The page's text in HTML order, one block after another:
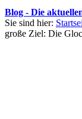
Blog - Die
Sie sind hier:
große Ziel: Die